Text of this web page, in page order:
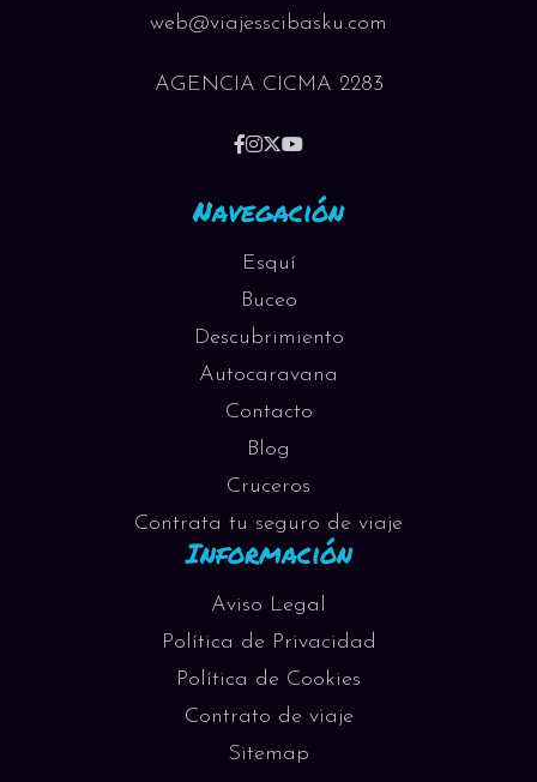
web@viajesscibasku.com
AGENCIA CICMA 2283
Navegación
Esquí
Buceo
Descubrimiento
Autocaravana
Contacto
Blog
Cruceros
Contrata tu seguro de viaje
Información
Aviso Legal
Política de Privacidad
Política de Cookies
Contrato de viaje
Sitemap